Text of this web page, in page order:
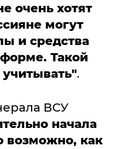
очень хотят
могут
и средства
Такой
.
ВСУ
начала
возможно, как